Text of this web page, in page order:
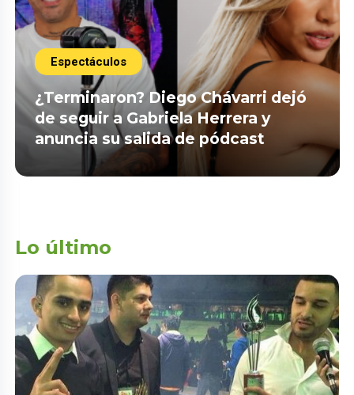
Espectáculos
¿Terminaron? Diego Chávarri dejó
de seguir a Gabriela Herrera y
anuncia su salida de pódcast
Lo último